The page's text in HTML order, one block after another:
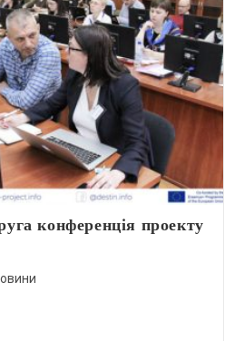
конференція проекту